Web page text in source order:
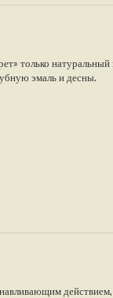
только
эмаль и десны.